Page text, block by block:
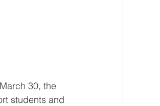
30, the
students and